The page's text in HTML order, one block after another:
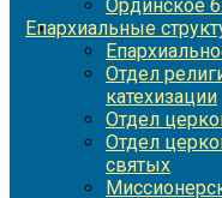
Ординское
Епархиальные
Отдел
катехизации
Отдел
Отдел
святых